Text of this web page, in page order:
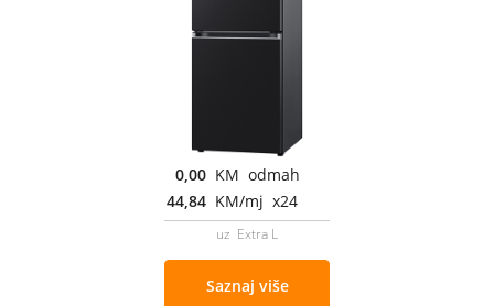
0,00 KM odmah
44,84 KM/mj x24
uz Extra L
Saznaj više